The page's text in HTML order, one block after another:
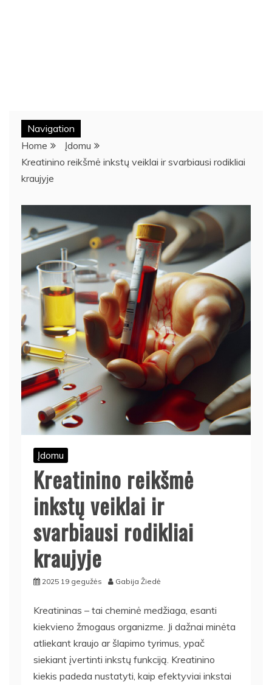
Navigation
Home
Įdomu
Kreatinino reikšmė inkstų veiklai ir svarbiausi rodikliai
kraujyje
Įdomu
Kreatinino reikšmė
inkstų veiklai ir
svarbiausi rodikliai
kraujyje
2025 19 gegužės Gabija Žiedė
Kreatininas – tai cheminė medžiaga, esanti
kiekvieno žmogaus organizme. Ji dažnai minėta
atliekant kraujo ar šlapimo tyrimus, ypač
siekiant įvertinti inkstų funkciją. Kreatinino
kiekis padeda nustatyti, kaip efektyviai inkstai